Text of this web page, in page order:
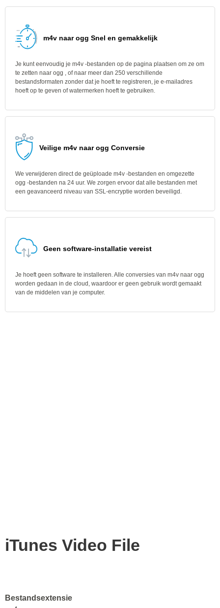
m4v naar ogg Snel en gemakkelijk
Je kunt eenvoudig je m4v -bestanden op de pagina plaatsen om ze om
te zetten naar ogg , of naar meer dan 250 verschillende
bestandsformaten zonder dat je hoeft te registreren, je e-mailadres
hoeft op te geven of watermerken hoeft te gebruiken.
Veilige m4v naar ogg Conversie
We verwijderen direct de geüploade m4v -bestanden en omgezette
ogg -bestanden na 24 uur. We zorgen ervoor dat alle bestanden met
een geavanceerd niveau van SSL-encryptie worden beveiligd.
Geen software-installatie vereist
Je hoeft geen software te installeren. Alle conversies van m4v naar ogg
worden gedaan in de cloud, waardoor er geen gebruik wordt gemaakt
van de middelen van je computer.
iTunes Video File
Bestandsextensie